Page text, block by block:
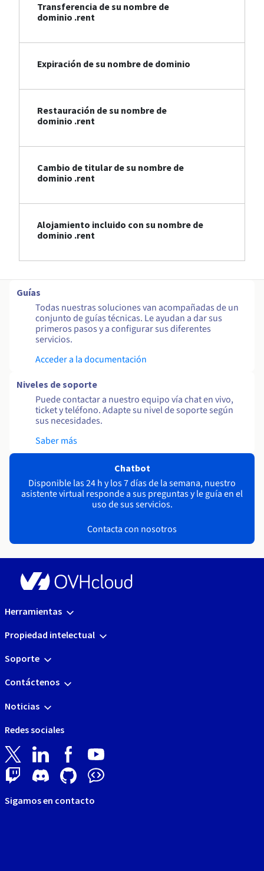
Transferencia de su nombre de
dominio .rent
Expiración de su nombre de dominio
Restauración de su nombre de
dominio .rent
Cambio de titular de su nombre de
dominio .rent
Alojamiento incluido con su nombre de
dominio .rent
Guías
Todas nuestras soluciones van acompañadas de un
conjunto de guías técnicas. Le ayudan a dar sus
primeros pasos y a configurar sus diferentes
servicios.
Acceder a la documentación
Niveles de soporte
Puede contactar a nuestro equipo vía chat en vivo,
ticket y teléfono. Adapte su nivel de soporte según
sus necesidades.
Saber más
Chatbot
Disponible las 24 h y los 7 días de la semana, nuestro
asistente virtual responde a sus preguntas y le guía en el
uso de sus servicios.
Contacta con nosotros
Herramientas
Propiedad intelectual
Soporte
Contáctenos
Noticias
Redes sociales
Sigamos en contacto